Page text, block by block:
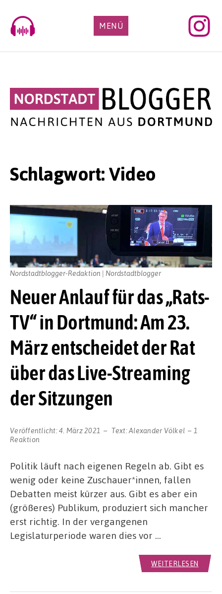
content
MENÜ
Schlagwort:Video
Neuer Anlauf für das „Rats-
TV“ in Dortmund: Am 23.
März entscheidet der Rat
über das Live-Streaming
der Sitzungen
Veröffentlicht:4. März 2021 Text:Alexander Völkel
1
Reaktion
Nordstadtblogger-Redaktion | Nordstadtblogger
Politik läuft nach eigenen Regeln ab. Gibt es
wenig oder keine Zuschauer*innen, fallen
Debatten meist kürzer aus. Gibt es aber ein
(größeres) Publikum, produziert sich mancher
erst richtig. In der vergangenen
Legislaturperiode waren dies vor …
WEITERLESEN